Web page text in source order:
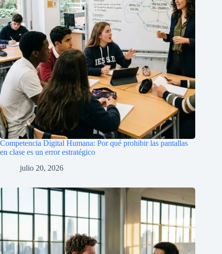
Competencia Digital Humana: Por qué prohibir las pantallas
en clase es un error estratégico
julio 20, 2026